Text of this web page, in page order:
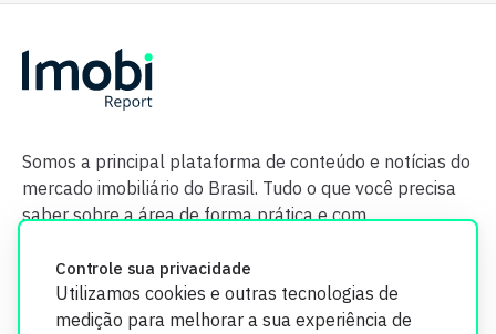
Controle sua privacidade
Utilizamos cookies e outras tecnologias de
medição para melhorar a sua experiência de
Somos a principal plataforma de conteúdo e notícias do
mercado imobiliário do Brasil. Tudo o que você precisa
saber sobre a área de forma prática e com